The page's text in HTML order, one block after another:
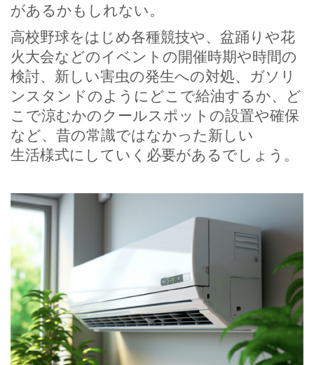
があるかもしれない。
高校野球をはじめ各種競技や、盆踊りや花
火大会などのイベントの開催時期や時間の
検討、新しい害虫の発生への対処、ガソリ
ンスタンドのようにどこで給油するか、ど
こで涼むかのクールスポットの設置や確保
など、昔の常識ではなかった新しい
生活様式にしていく必要があるでしょう。